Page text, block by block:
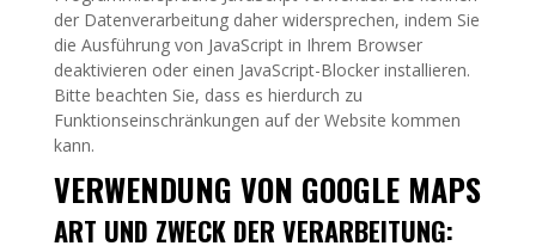
der Datenverarbeitung daher widersprechen, indem Sie
die Ausführung von JavaScript in Ihrem Browser
deaktivieren oder einen JavaScript-Blocker installieren.
Bitte beachten Sie, dass es hierdurch zu
Funktionseinschränkungen auf der Website kommen
kann.
VERWENDUNG VON GOOGLE MAPS
ART UND ZWECK DER VERARBEITUNG: